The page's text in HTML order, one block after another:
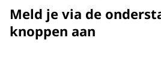
Meld je via de
knoppen aan